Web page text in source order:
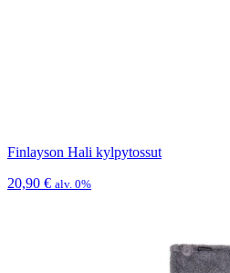
Finlayson Hali kylpytossut
20,90 € alv. 0%